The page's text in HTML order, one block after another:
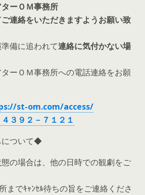
ーＯＭ事務所
連絡をいただきますようお願い致
備に追われて連絡に気付かない場
ＯＭ事務所への電話連絡をお願
st-om.com/access/
３９２－７１２１
について◆
の場合は、他の日時での観劇をご
までｷｬﾝｾﾙ待ちの旨をご連絡くださ